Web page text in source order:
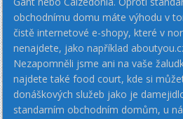
obchodnímu domu máte výhodu v
čistě internetové e-shopy, které v
nenajdete, jako například
Nezapomněli jsme ani na vaše
najdete také food court, kde si
donáškových služeb jako je
standarním obchodním domům, u